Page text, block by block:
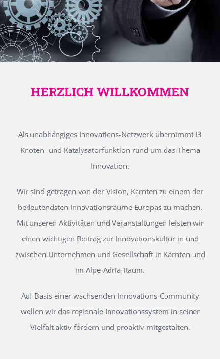
HERZLICH WILLKOMMEN
Als unabhängiges Innovations-Netzwerk übernimmt I3
Knoten- und Katalysatorfunktion rund um das Thema
Innovation.
Wir sind getragen von der Vision, Kärnten zu einem der
bedeutendsten Innovationsräume Europas zu machen.
Mit unseren Aktivitäten und Veranstaltungen leisten wir
einen wichtigen Beitrag zur Innovationskultur in und
zwischen Unternehmen und Gesellschaft in Kärnten und
im Alpe-Adria-Raum.
Auf Basis einer wachsenden Innovations-Community
wollen wir das regionale Innovationssystem in seiner
Vielfalt aktiv fördern und proaktiv mitgestalten.